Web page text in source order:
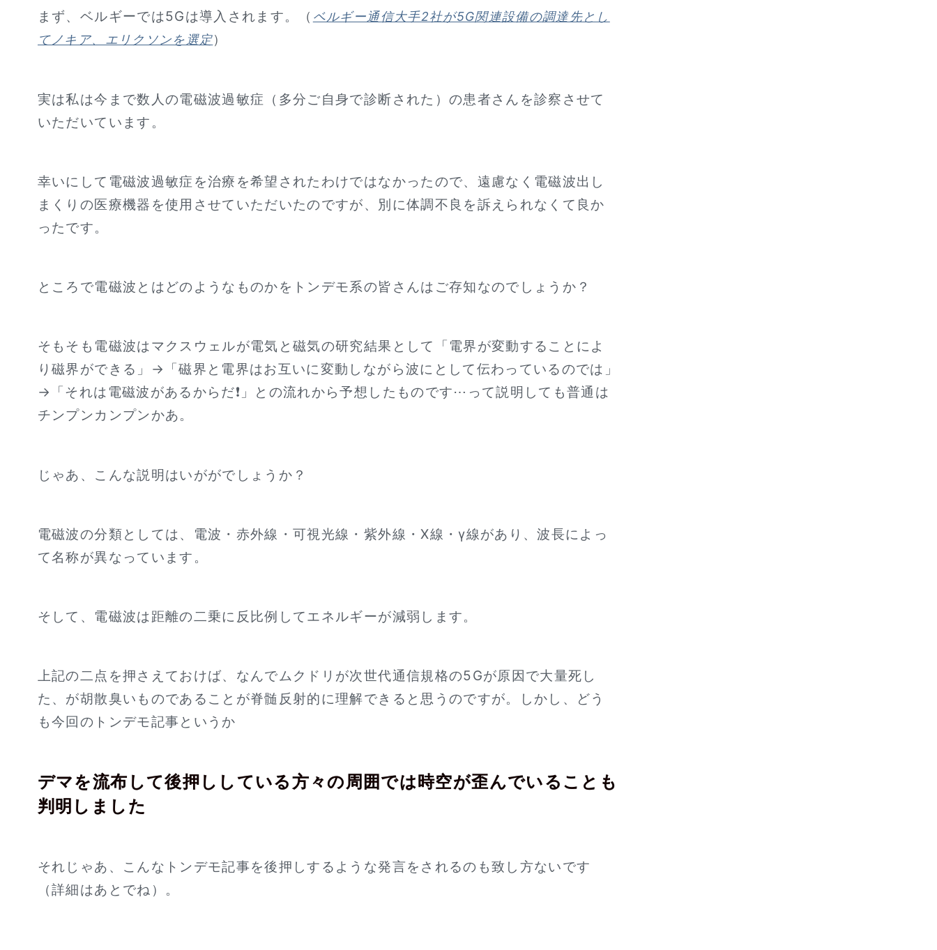
まず、ベルギーでは5Gは導入されます。（ ベルギー通信大手2社が5G関連設備の調達先とし
てノキア、エリクソンを選定）
実は私は今まで数人の電磁波過敏症（多分ご自身で診断された）の患者さんを診察させて
いただいています。
幸いにして電磁波過敏症を治療を希望されたわけではなかったので、遠慮なく電磁波出し
まくりの医療機器を使用させていただいたのですが、別に体調不良を訴えられなくて良か
ったです。
ところで電磁波とはどのようなものかをトンデモ系の皆さんはご存知なのでしょうか？
そもそも電磁波はマクスウェルが電気と磁気の研究結果として「電界が変動することによ
り磁界ができる」→「磁界と電界はお互いに変動しながら波にとして伝わっているのでは」
→「それは電磁波があるからだ❗」との流れから予想したものです⋯って説明しても普通は
チンプンカンプンかあ。
じゃあ、こんな説明はいががでしょうか？
電磁波の分類としては、電波・赤外線・可視光線・紫外線・X線・γ線があり、波長によっ
て名称が異なっています。
そして、電磁波は距離の二乗に反比例してエネルギーが減弱します。
上記の二点を押さえておけば、なんでムクドリが次世代通信規格の5Gが原因で大量死し
た、が胡散臭いものであることが脊髄反射的に理解できると思うのですが。しかし、どう
も今回のトンデモ記事というか
デマを流布して後押ししている方々の周囲では時空が歪んでいることも
判明しました
それじゃあ、こんなトンデモ記事を後押しするような発言をされるのも致し方ないです
（詳細はあとでね）。